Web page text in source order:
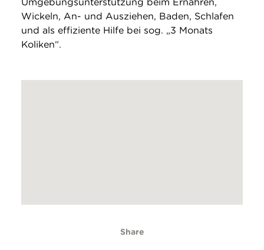
Umgebungsunterstützung beim Ernähren,
Wickeln, An- und Ausziehen, Baden, Schlafen
und als effiziente Hilfe bei sog. „3 Monats
Koliken“.
Share